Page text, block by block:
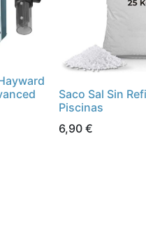
Saco Sal Sin
Piscinas
6,90 €